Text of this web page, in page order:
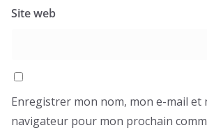
Site web
Enregistrer mon nom, mon e-mail et
navigateur pour mon prochain